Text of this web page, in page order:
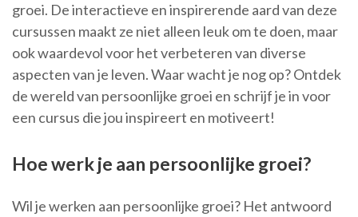
groei. De interactieve en inspirerende aard van deze
cursussen maakt ze niet alleen leuk om te doen, maar
ook waardevol voor het verbeteren van diverse
aspecten van je leven. Waar wacht je nog op? Ontdek
de wereld van persoonlijke groei en schrijf je in voor
een cursus die jou inspireert en motiveert!
Hoe werk je aan persoonlijke groei?
Wil je werken aan persoonlijke groei? Het antwoord